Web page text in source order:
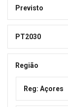
Previsto
PT2030
Região
Reg: Açores